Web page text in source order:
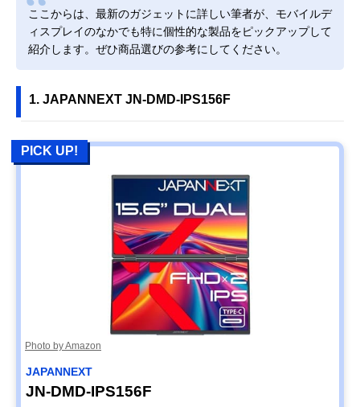
ここからは、最新のガジェットに詳しい筆者が、モバイルデ
ィスプレイのなかでも特に個性的な製品をピックアップして
紹介します。ぜひ商品選びの参考にしてください。
1. JAPANNEXT JN-DMD-IPS156F
PICK UP!
Photo by Amazon
JAPANNEXT
JN-DMD-IPS156F